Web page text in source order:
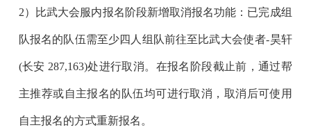
2）比武大会服内报名阶段新增取消报名功能：已完成组
队报名的队伍需至少四人组队前往至比武大会使者-昊轩
(长安 287,163)处进行取消。在报名阶段截止前，通过帮
主推荐或自主报名的队伍均可进行取消，取消后可使用
自主报名的方式重新报名。